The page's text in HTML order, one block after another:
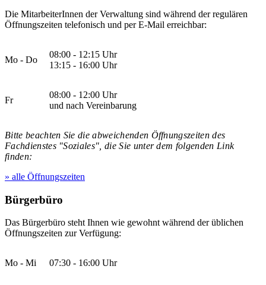
Die MitarbeiterInnen der Verwaltung sind während der regulären
Öffnungszeiten telefonisch und per E-Mail erreichbar:
Mo - Do
08:00 - 12:15 Uhr
13:15 - 16:00 Uhr
Fr
08:00 - 12:00 Uhr
und nach Vereinbarung
Bitte beachten Sie die abweichenden Öffnungszeiten des
Fachdienstes "Soziales", die Sie unter dem folgenden Link
finden:
» alle Öffnungszeiten
Bürgerbüro
Das Bürgerbüro steht Ihnen wie gewohnt während der üblichen
Öffnungszeiten zur Verfügung:
Mo - Mi 07:30 - 16:00 Uhr